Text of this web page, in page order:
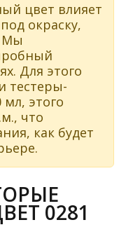
цвет влияет
окраску,
Мы
Для этого
тестеры-
этого
что
как будет
0281